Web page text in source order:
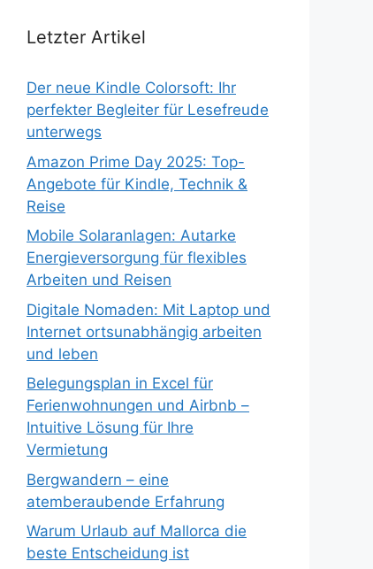
Letzter Artikel
Der neue Kindle Colorsoft: Ihr
perfekter Begleiter für Lesefreude
unterwegs
Amazon Prime Day 2025: Top-
Angebote für Kindle, Technik &
Reise
Mobile Solaranlagen: Autarke
Energieversorgung für flexibles
Arbeiten und Reisen
Digitale Nomaden: Mit Laptop und
Internet ortsunabhängig arbeiten
und leben
Belegungsplan in Excel für
Ferienwohnungen und Airbnb –
Intuitive Lösung für Ihre
Vermietung
Bergwandern – eine
atemberaubende Erfahrung
Warum Urlaub auf Mallorca die
beste Entscheidung ist